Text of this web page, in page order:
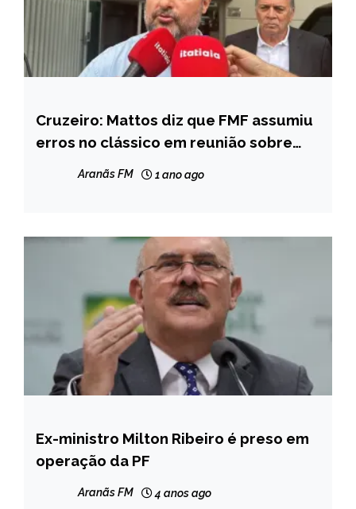
ESPORTES
NOTÍCIAS
Cruzeiro: Mattos diz que FMF assumiu
erros no clássico em reunião sobre
Aranãs FM 1 ano ago
BRASIL
NOTÍCIAS
Ex-ministro Milton Ribeiro é preso em
operação da PF
Aranãs FM 4 anos ago